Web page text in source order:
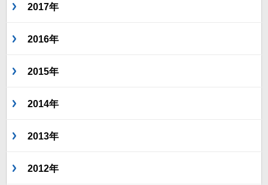
2017年
2016年
2015年
2014年
2013年
2012年